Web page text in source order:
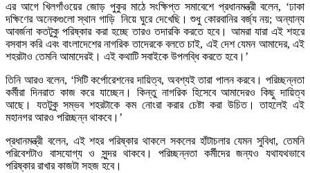
এর আগে খিলগাঁওয়ের জোড় পুকুর মাঠে সংক্ষিপ্ত সমাবেশে প্রধানমন্ত্রী বলেন, ‘ঢাকা
দক্ষিণের অনেকগুলো স্থান গাড়ি নিয়ে ঘুরে দেখেছি। শুধু কোরবানির বর্জ্য নয়; অন্যান্য
আবর্জনা কতটুকু পরিষ্কার করা হচ্ছে তারও তদারকি করতে হবে। আমরা যারা এই শহরে
বসবাস করি এবং বাংলাদেশের নাগরিক তাদেরকে বলতে চাই, এই দেশ যেমন আমাদের, এই
শহরটাও তেমনি আমাদেরই। এই কথাটি সবাইকে উপলব্ধি করতে হবে।’
তিনি আরও বলেন, ‘সিটি কর্পোরেশনের দায়িত্ব, অবশ্যই তারা পালন করবে। পরিচ্ছন্নতা
কর্মীরা দিনরাত কাজ করে যাচ্ছেন। কিন্তু নাগরিক হিসেবে আমাদেরও কিছু দায়িত্ব
আছে। যতটুকু সম্ভব শহরটাকে কম নোংরা করার চেষ্টা করা উচিত। তাহলেই এই
মহানগর আরও পরিচ্ছন্ন থাকবে।’
প্রধানমন্ত্রী বলেন, এই শহর পরিষ্কার থাকলে সকলের হাঁটাচলার যেমন সুবিধা, তেমনি
পরিবেশটাও বাসযোগ্য ও সুন্দর থাকবে। পরিচ্ছন্নতা কর্মীদের জন্যও যথাযথভাবে
পরিষ্কার রাখার কাজটা সহজ হবে।